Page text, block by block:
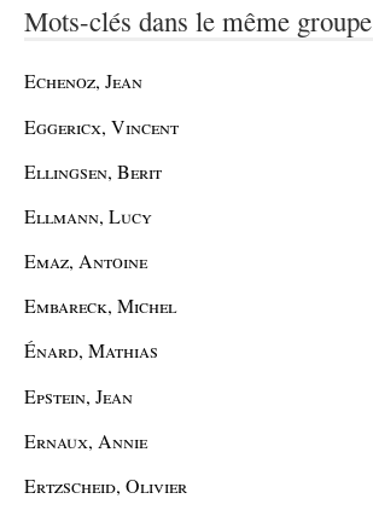
Mots-clés dans le même groupe
Echenoz, Jean
Eggericx, Vincent
Ellingsen, Berit
Ellmann, Lucy
Emaz, Antoine
Embareck, Michel
Énard, Mathias
Epstein, Jean
Ernaux, Annie
Ertzscheid, Olivier